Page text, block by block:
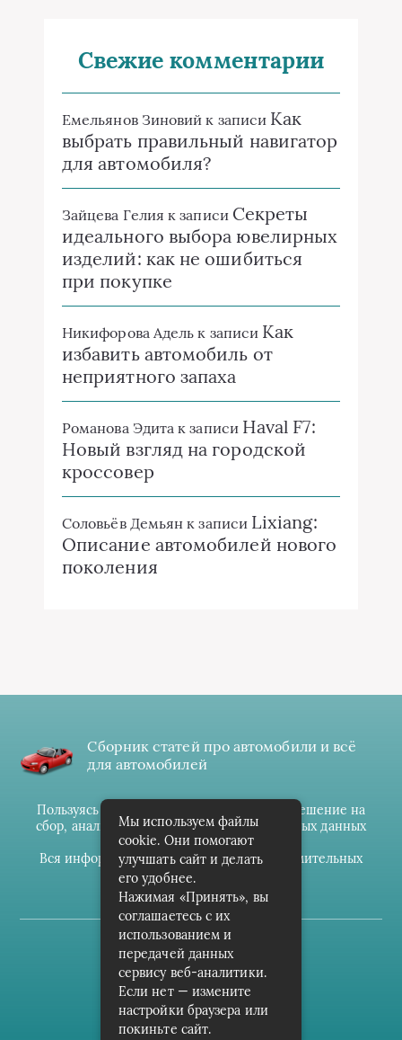
Свежие комментарии
Емельянов Зиновий к записи Как
выбрать правильный навигатор
для автомобиля?
Зайцева Гелия к записи Секреты
идеального выбора ювелирных
изделий: как не ошибиться
при покупке
Никифорова Адель к записи Как
избавить автомобиль от
неприятного запаха
Романова Эдита к записи Haval F7:
Новый взгляд на городской
кроссовер
Соловьёв Демьян к записи Lixiang:
Описание автомобилей нового
поколения
Сборник статей про автомобили и всё
для автомобилей
Пользуясь данным ресурсом вы даёте разрешение на
сбор, анализ и хранение своих персональных данных
согласноПравилам
Вся информация предоставлена в ознакомительных
целях.
(c) cpark-avto.ru
Карта сайта
О проекте
Архив
Мы используем файлы
cookie. Они помогают
улучшать сайт и делать
его удобнее.
Нажимая «Принять», вы
соглашаетесь с их
использованием и
передачей данных
сервису веб-аналитики.
Если нет — измените
настройки браузера или
покиньте сайт.